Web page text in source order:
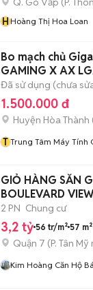
HHoàng Thị Hoa Loan
Bo mạch chủ
GAMING X AX
Đã sử dụng (chưa
1.500.000 đ
Huyện Hòa Thành
T Trung Tâm Máy Tính
GIỎ HÀNG SĂN
BOULEVARD
2 PN Chung cư
3,2 tỷ 56 tr/m² 57 m²
Quận 7 (P. Tân Mỹ
Kim Hoàng Căn Hộ